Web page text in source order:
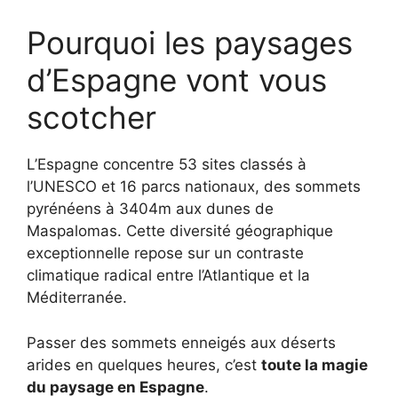
Pourquoi les paysages
d’Espagne vont vous
scotcher
L’Espagne concentre 53 sites classés à
l’UNESCO et 16 parcs nationaux, des sommets
pyrénéens à 3404m aux dunes de
Maspalomas. Cette diversité géographique
exceptionnelle repose sur un contraste
climatique radical entre l’Atlantique et la
Méditerranée.
Passer des sommets enneigés aux déserts
arides en quelques heures, c’est toute la magie
du paysage en Espagne.